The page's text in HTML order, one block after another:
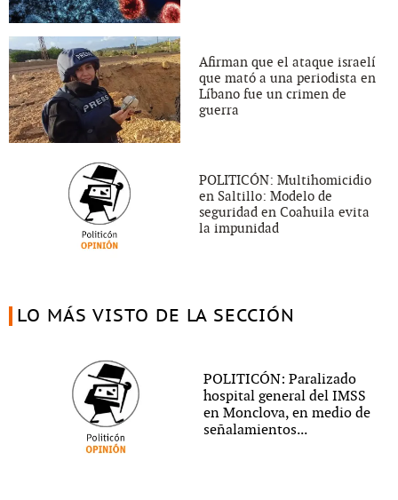
Afirman que el ataque israelí
que mató a una periodista en
Líbano fue un crimen de
guerra
POLITICÓN: Multihomicidio
en Saltillo: Modelo de
seguridad en Coahuila evita
la impunidad
LO MÁS VISTO DE LA SECCIÓN
POLITICÓN: Paralizado
hospital general del IMSS
en Monclova, en medio de
señalamientos...